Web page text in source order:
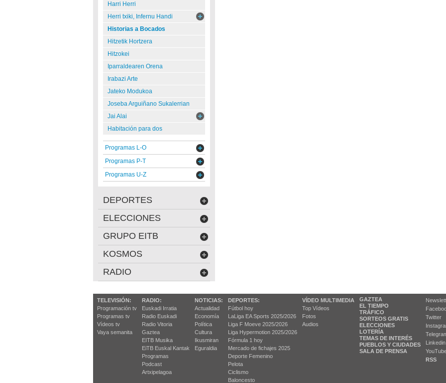
Harri Herri
Herri txiki, Infernu Handi
Historias a Bocados
Hitzetik Hortzera
Hitzokei
Iparraldearen Orena
Irabazi Arte
Jateko Modukoa
Joseba Arguiñano Sukalerrian
Jai Alai
Habitación para dos
Programas L-O
Programas P-T
Programas U-Z
DEPORTES
ELECCIONES
GRUPO EITB
KOSMOS
RADIO
TELEVISIÓN:
Programación tv
Programas tv
Vídeos tv
Vaya semanita
RADIO:
Euskadi Irratia
Radio Euskadi
Radio Vitoria
Gaztea
EITB Musika
EiTB Euskal Kantak
Programas
Podcast
Artxipelagoa
NOTICIAS:
Actualidad
Economía
Política
Cultura
Ikusmiran
Eguraldia
DEPORTES:
Fútbol hoy
LaLiga EA Sports 2025/2026
Liga F Moeve 2025/2026
Liga Hypermotion 2025/2026
Fórmula 1 hoy
Mercado de fichajes 2025
Deporte Femenino
Pelota
Ciclismo
Baloncesto
VÍDEO MULTIMEDIA
Top Vídeos
Fotos
Audios
GAZTEA
EL TIEMPO
TRÁFICO
SORTEOS GRATIS
ELECCIONES
LOTERÍA
TEMAS DE INTERÉS
PUEBLOS Y CIUDADES
SALA DE PRENSA
Twitter
Linkedin
RSS